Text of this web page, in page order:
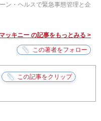
ン・ヘルスで緊急事態管理と企
ッキニー の記事をもっとみる >